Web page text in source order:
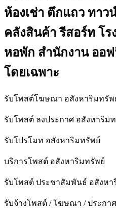
ห้องเช่า ตึกแถว ทาว
คลังสินค้า รีสอร์ท โ
หอพัก สำนักงาน ออ
โดยเฉพาะ
รับโพสต์โฆษณา อสังหาริมทรัพ
รับโพสต์ ลงประกาศ อสังหาริม
รับโปรโมท อสังหาริมทรัพย์
บริการโพสต์ อสังหาริมทรัพย์
รับโพสต์ ประชาสัมพันธ์ อสังหา
รับจ้างโพสต์ / โฆษณา / ประกา